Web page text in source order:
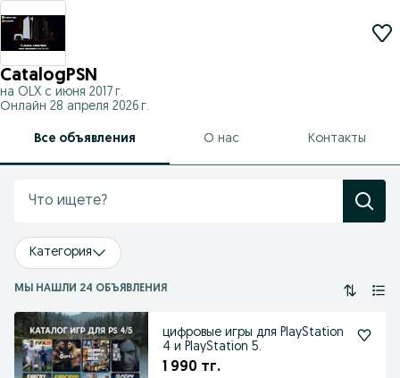
CatalogPSN
на OLX с июня 2017 г.
Онлайн 28 апреля 2026 г.
Все объявления О нас Контакты
Категория
МЫ НАШЛИ 24 ОБЪЯВЛЕНИЯ
цифровые игры для PlayStation
4 и PlayStation 5.
1 990 тг.